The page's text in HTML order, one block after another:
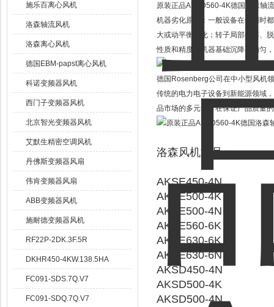
施乐百离心风机
洛森轴流风机
洛森离心风机
德国EBM-papst离心风机
科诺变频器风机
西门子变频器风机
北京智光变频器风机
艾默生精密空调风机
丹佛斯变频器风扇
伟肯变频器风扇
ABB变频器风机
施耐德变频器风机
RF22P-2DK.3F.5R
DKHR450-4KW.138.5HA
FC091-SDS.7Q.V7
FC091-SDQ.7Q.V7
原装正品AKSD560-4K德国洛森轴
机器劣化原因：一般设备在使用时
大或动平衡劣化；转子局部损坏、
性质和精度；机器基础沉降不均匀
德国Rosenberg公司在中小型风机
传统的电力电子设备到新能源领域
品市场的多元化，在保证产品质量
洛森风机型号：
AKSE450-4N
AKSE500-4K
AKSE500-4N
AKSE560-6K
AKSE630-6K
AKSE630-6N
AKSD450-4N
AKSD500-4K
AKSD500-4N